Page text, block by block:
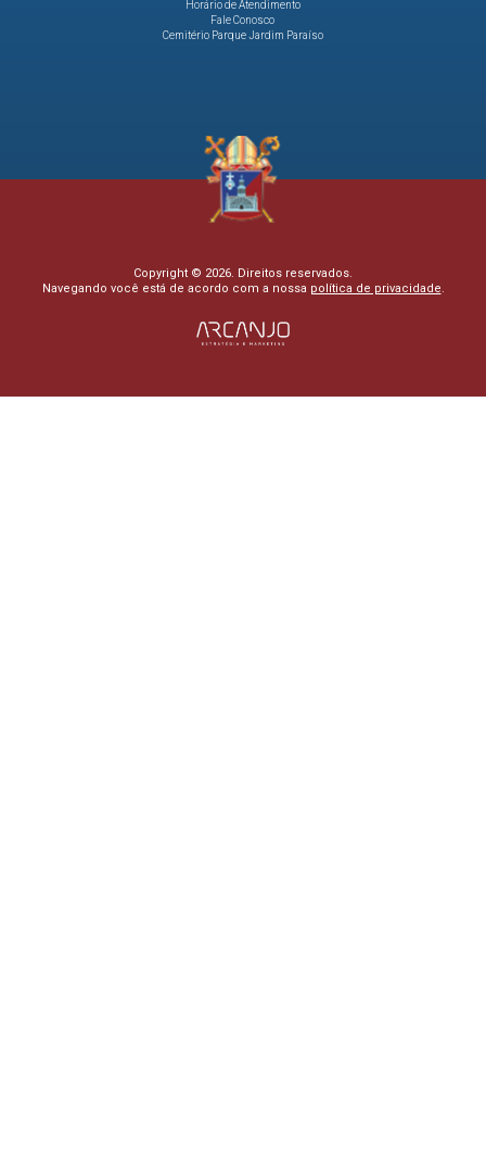
Horário de Atendimento
Fale Conosco
Cemitério Parque Jardim Paraíso
Copyright © 2026. Direitos reservados.
Navegando você está de acordo com a nossa política de privacidade.